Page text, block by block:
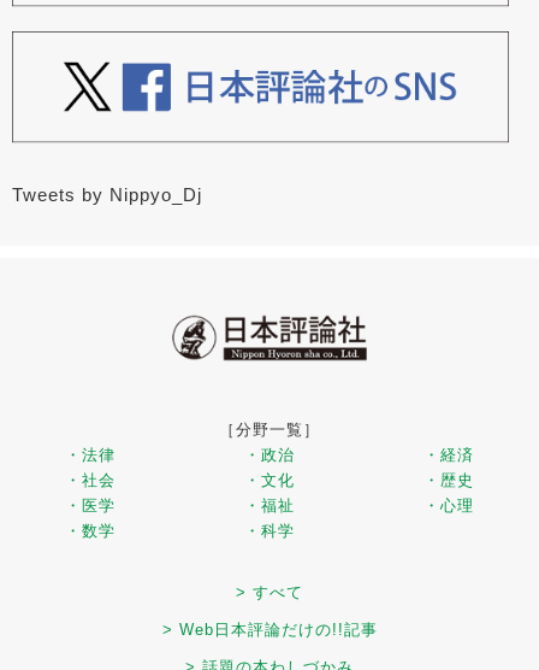
Tweets by Nippyo_Dj
［分野一覧］
・法律
・政治
・経済
・社会
・文化
・歴史
・医学
・福祉
・心理
・数学
・科学
> すべて
> Web日本評論だけの!!記事